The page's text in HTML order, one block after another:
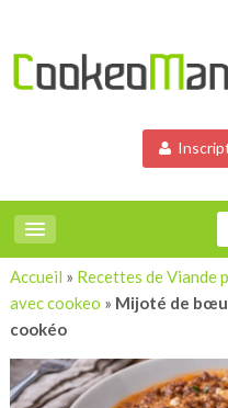
Accueil » Recettes de Viande
avec cookeo » Mijoté de
cookéo